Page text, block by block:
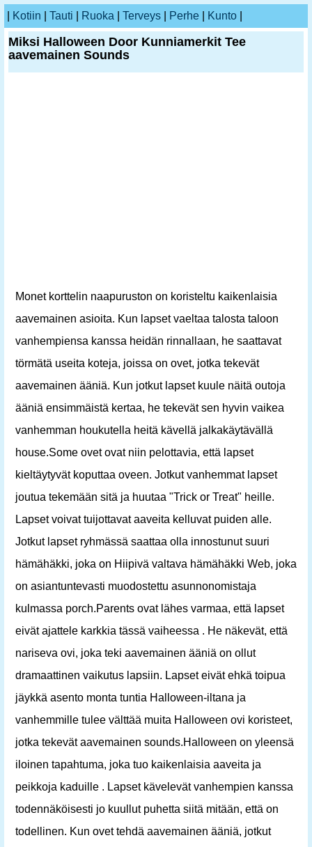
Kotiin Tauti Ruoka Terveys Perhe Kunto
Miksi Halloween Door Kunniamerkit Tee
aavemainen Sounds
Monet korttelin naapuruston on koristeltu kaikenlaisia ​​
aavemainen asioita. Kun lapset vaeltaa talosta taloon
vanhempiensa kanssa heidän rinnallaan, he saattavat
törmätä useita koteja, joissa on ovet, jotka tekevät
aavemainen ääniä. Kun jotkut lapset kuule näitä outoja
ääniä ensimmäistä kertaa, he tekevät sen hyvin vaikea
vanhemman houkutella heitä kävellä jalkakäytävällä
house.Some ovet ovat niin pelottavia, että lapset
kieltäytyvät koputtaa oveen. Jotkut vanhemmat lapset
joutua tekemään sitä ja huutaa "Trick or Treat" heille.
Lapset voivat tuijottavat aaveita kelluvat puiden alle.
Jotkut lapset ryhmässä saattaa olla innostunut suuri
hämähäkki, joka on Hiipivä valtava hämähäkki Web, joka
on asiantuntevasti muodostettu asunnonomistaja
kulmassa porch.Parents ovat lähes varmaa, että lapset
eivät ajattele karkkia tässä vaiheessa . He näkevät, että
nariseva ovi, joka teki aavemainen ääniä on ollut
dramaattinen vaikutus lapsiin. Lapset eivät ehkä toipua
jäykkä asento monta tuntia Halloween-iltana ja
vanhemmille tulee välttää muita Halloween ovi koristeet,
jotka tekevät aavemainen sounds.Halloween on yleensä
iloinen tapahtuma, joka tuo kaikenlaisia ​​aaveita ja
peikkoja kaduille . Lapset kävelevät vanhempien kanssa
todennäköisesti jo kuullut puhetta siitä mitään, että on
todellinen. Kun ovet tehdä aavemainen ääniä, jotkut